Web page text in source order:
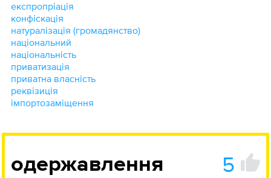
експропріація
конфіскація
натуралізація (громадянство)
національний
національність
приватизація
приватна власність
реквізиція
імпортозаміщення
одержавлення 5